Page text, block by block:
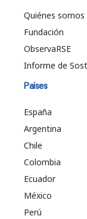
Quiénes somos
Fundación
ObservaRSE
Informe de
Países
España
Argentina
Chile
Colombia
Ecuador
México
Perú